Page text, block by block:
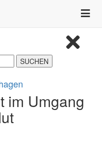
Toggle
im Umgang